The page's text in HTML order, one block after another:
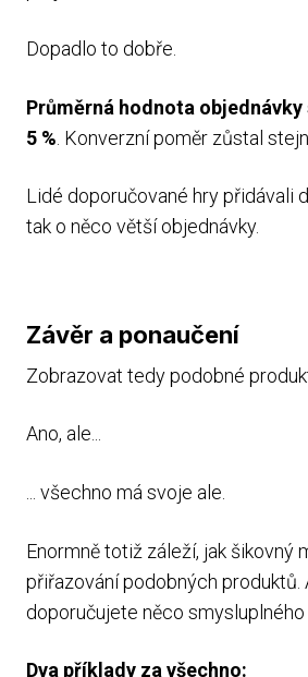
Dopadlo to dobře.
Průměrná hodnota objednávky
5 % . Konverzní poměr zůstal
Lidé doporučované hry přidávali
tak o něco větší objednávky.
Závěr a ponaučení
Zobrazovat tedy podobné
Ano, ale...
... všechno má svoje ale.
Enormně totiž záleží, jak šikovný
přiřazování podobných produktů.
doporučujete něco smysluplného
Dva příklady za všechno: